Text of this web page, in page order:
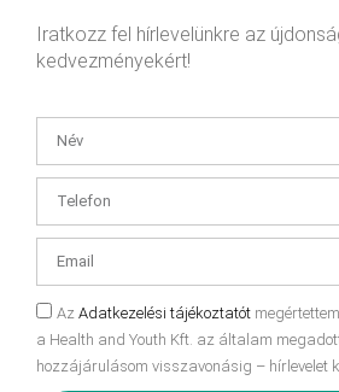
Iratkozz fel hírlevelünkre az
kedvezményekért!
Az Adatkezelési tájékoztatót
a Health and Youth Kft. az általam
hozzájárulásom visszavonásig – hírlevelet